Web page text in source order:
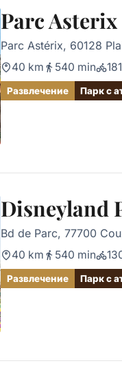
Parc Asterix
Parc Astérix, 60128
40 km 540 min
Развлечение Парк с
Disneyland
Bd de Parc, 77700
40 km 540 min
Развлечение Парк с